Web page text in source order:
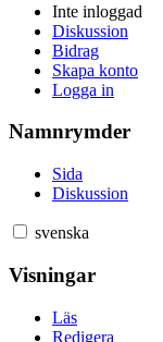
Inte inloggad
Diskussion
Bidrag
Skapa konto
Logga in
Namnrymder
Sida
Diskussion
svenska
Visningar
Läs
Redigera